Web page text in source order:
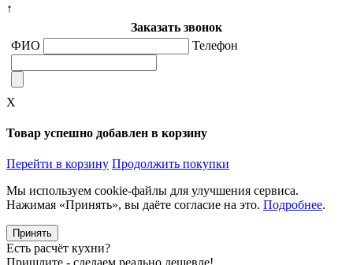
↑
Заказать звонок
ФИО
Телефон
X
Товар успешно добавлен в корзину
Перейти в корзину Продолжить покупки
Мы используем cookie-файлы для улучшения сервиса.
Нажимая «Принять», вы даёте согласие на это. Подробнее.
Принять
Есть расчёт кухни?